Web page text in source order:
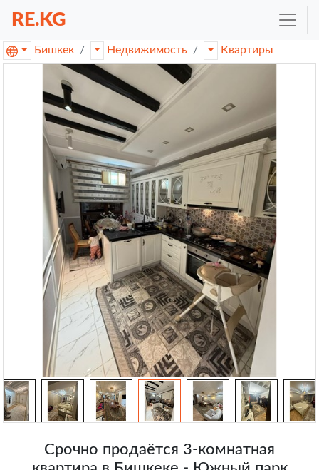
RE.KG
Бишкек Недвижимость Квартиры
Срочно продаётся 3-комнатная